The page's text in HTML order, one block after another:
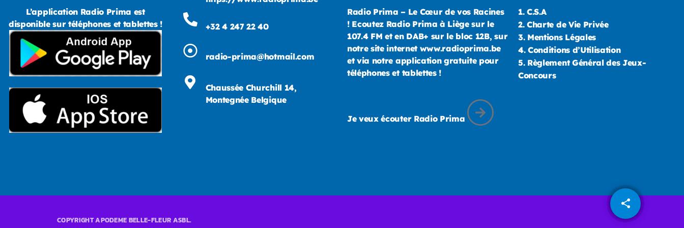
share
email
L’application Radio Prima est
disponible sur téléphones et tablettes !
+32 4 247 22 40
radio-prima@hotmail.com
Chaussée Churchill 14,
Montegnée Belgique
Radio Prima – Le Cœur de vos Racines
! Ecoutez Radio Prima à Liège sur le
107.4 FM et en DAB+ sur le bloc 12B, sur
notre site internet www.radioprima.be
et via notre application gratuite pour
téléphones et tablettes !
Je veux écouter Radio Prima
1. C.S.A
2. Charte de Vie Privée
3. Mentions Légales
4. Conditions d’Utilisation
5. Règlement Général des Jeux-
Concours
COPYRIGHT APODEME BELLE-FLEUR ASBL.